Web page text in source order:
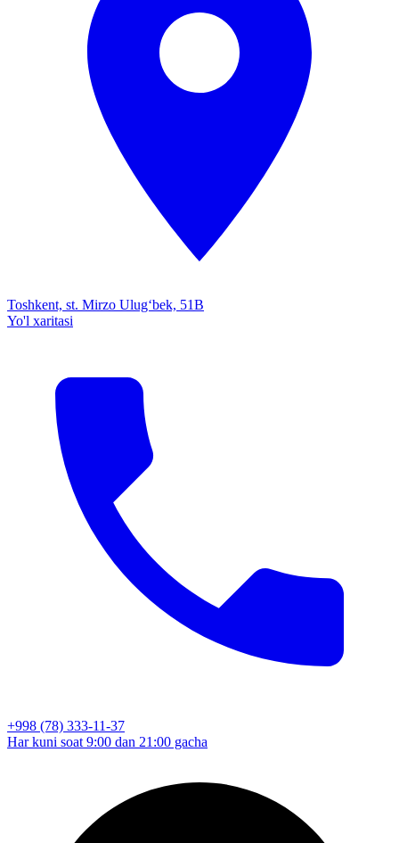
Toshkent, st. Mirzo Ulug‘bek, 51B
Yo'l xaritasi
+998 (78) 333-11-37
Har kuni soat 9:00 dan 21:00 gacha